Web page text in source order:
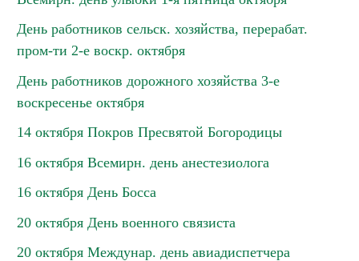
День работников сельск. хозяйства, перерабат.
пром-ти 2-е воскр. октября
День работников дорожного хозяйства 3-е
воскресенье октября
14 октября Покров Пресвятой Богородицы
16 октября Всемирн. день анестезиолога
16 октября День Босса
20 октября День военного связиста
20 октября Междунар. день авиадиспетчера